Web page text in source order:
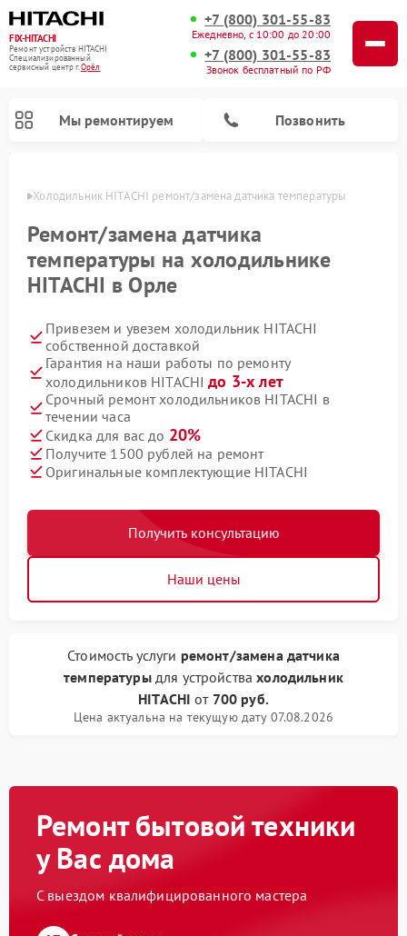
FIX-HITACHI
Ремонт устройств HITACHI
Специализированный
cервисный центр г.Орёл
+7 (800) 301-55-83
Ежедневно, с 10:00 до 20:00
+7 (800) 301-55-83
Звонок бесплатный по РФ
Мы ремонтируем Позвонить
Холодильник HITACHI ремонт/замена датчика температуры
Ремонт/замена датчика
температуры на холодильнике
HITACHI в Орле
Привезем и увезем холодильник HITACHI
собственной доставкой
Гарантия на наши работы по ремонту
холодильников HITACHIдо 3-х лет
Срочный ремонт холодильников HITACHI в
течении часа
Скидка для вас до 20%
Получите 1500 рублей на ремонт
Оригинальные комплектующие HITACHI
Получить консультацию
Наши цены
Стоимость услуги ремонт/замена датчика
температурыдля устройствахолодильник
HITACHI от 700 руб.
Цена актуальна на текущую дату 07.08.2026
Ремонт бытовой техники
у Вас дома
С выездом квалифицированного мастера